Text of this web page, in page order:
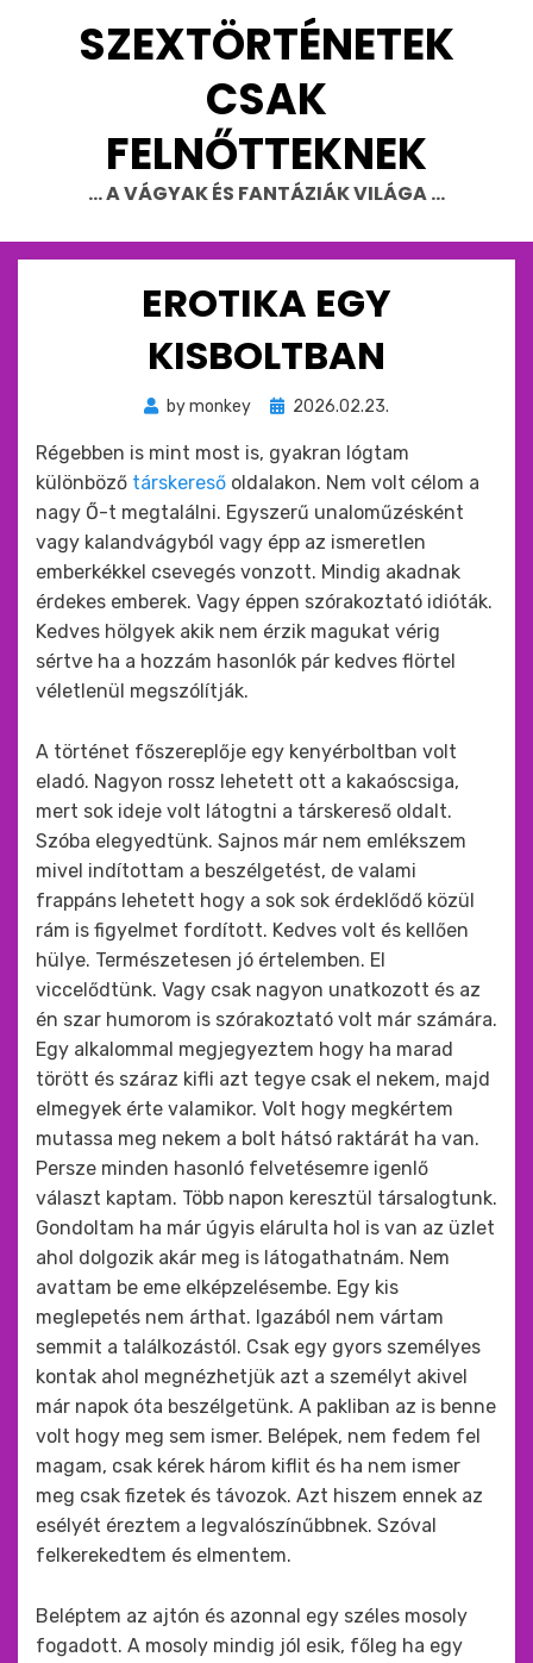
SZEXTÖRTÉNETEK
CSAK
FELNŐTTEKNEK
… A VÁGYAK ÉS FANTÁZIÁK VILÁGA …
EROTIKA EGY
KISBOLTBAN
bymonkey
Beküldve
:
2026.02.23.
Régebben is mint most is, gyakran lógtam
különböző társkereső oldalakon. Nem volt célom a
nagy Ő-t megtalálni. Egyszerű unaloműzésként
vagy kalandvágyból vagy épp az ismeretlen
emberkékkel csevegés vonzott. Mindig akadnak
érdekes emberek. Vagy éppen szórakoztató idióták.
Kedves hölgyek akik nem érzik magukat vérig
sértve ha a hozzám hasonlók pár kedves flörtel
véletlenül megszólítják.
A történet főszereplője egy kenyérboltban volt
eladó. Nagyon rossz lehetett ott a kakaóscsiga,
mert sok ideje volt látogtni a társkereső oldalt.
Szóba elegyedtünk. Sajnos már nem emlékszem
mivel indítottam a beszélgetést, de valami
frappáns lehetett hogy a sok sok érdeklődő közül
rám is figyelmet fordított. Kedves volt és kellően
hülye. Természetesen jó értelemben. El
viccelődtünk. Vagy csak nagyon unatkozott és az
én szar humorom is szórakoztató volt már számára.
Egy alkalommal megjegyeztem hogy ha marad
törött és száraz kifli azt tegye csak el nekem, majd
elmegyek érte valamikor. Volt hogy megkértem
mutassa meg nekem a bolt hátsó raktárát ha van.
Persze minden hasonló felvetésemre igenlő
választ kaptam. Több napon keresztül társalogtunk.
Gondoltam ha már úgyis elárulta hol is van az üzlet
ahol dolgozik akár meg is látogathatnám. Nem
avattam be eme elképzelésembe. Egy kis
meglepetés nem árthat. Igazából nem vártam
semmit a találkozástól. Csak egy gyors személyes
kontak ahol megnézhetjük azt a személyt akivel
már napok óta beszélgetünk. A pakliban az is benne
volt hogy meg sem ismer. Belépek, nem fedem fel
magam, csak kérek három kiflit és ha nem ismer
meg csak fizetek és távozok. Azt hiszem ennek az
esélyét éreztem a legvalószínűbbnek. Szóval
felkerekedtem és elmentem.
Beléptem az ajtón és azonnal egy széles mosoly
fogadott. A mosoly mindig jól esik, főleg ha egy